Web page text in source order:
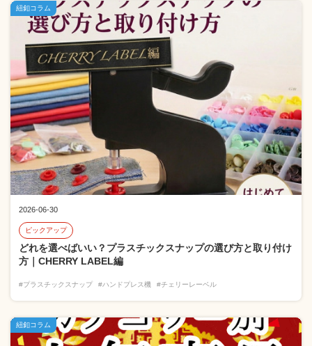
2026-06-30
ピックアップ
どれを選べばいい？プラスチックスナップの選び方と取り付け
方｜CHERRY LABEL編
#プラスチックスナップ #ハンドプレス機 #チェリーレーベル
紐釦コラム
紐釦コラム